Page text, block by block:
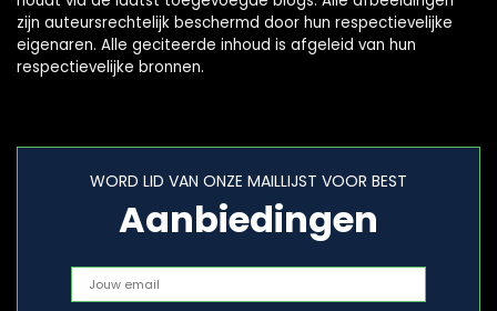
zijn auteursrechtelijk beschermd door hun respectievelijke
eigenaren. Alle geciteerde inhoud is afgeleid van hun
respectievelijke bronnen.
WORD LID VAN ONZE MAILLIJST VOOR BEST
Aanbiedingen